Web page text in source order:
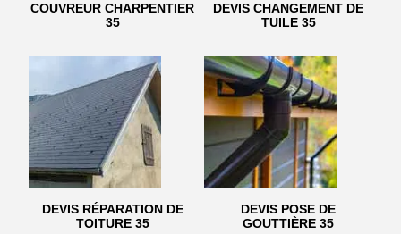
COUVREUR CHARPENTIER
35
DEVIS CHANGEMENT DE
TUILE 35
DEVIS RÉPARATION DE
TOITURE 35
DEVIS POSE DE
GOUTTIÈRE 35